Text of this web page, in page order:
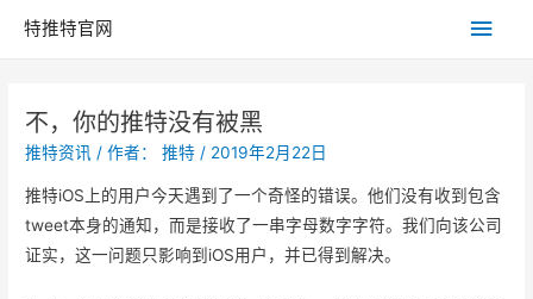
特推特官网
主
不，你的推特没有被黑
推特资讯 / 作者：推特 / 2019年2月22日
推特iOS上的用户今天遇到了一个奇怪的错误。他们没有收到包含
tweet本身的通知，而是接收了一串字母数字字符。我们向该公司
证实，这一问题只影响到iOS用户，并已得到解决。